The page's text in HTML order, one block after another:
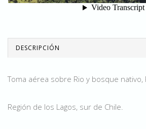
DESCRIPCIÓN
Toma aérea sobre Rio y bosque nativo,
Región de los Lagos, sur de Chile.